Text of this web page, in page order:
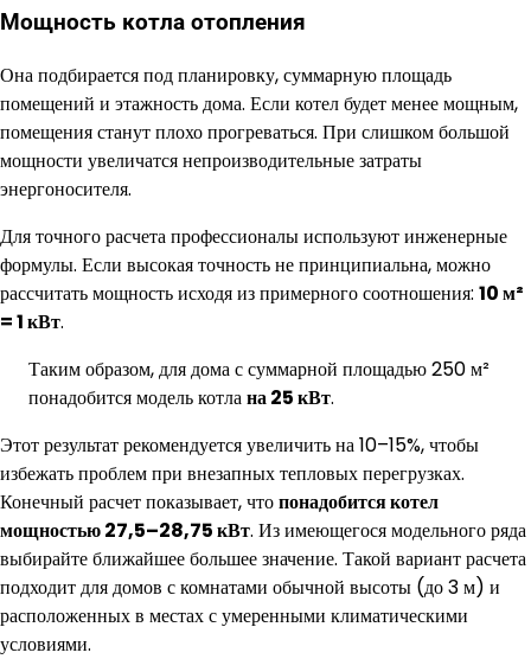
Мощность котла отопления
Она подбирается под планировку, суммарную площадь
помещений и этажность дома. Если котел будет менее мощным,
помещения станут плохо прогреваться. При слишком большой
мощности увеличатся непроизводительные затраты
энергоносителя.
Для точного расчета профессионалы используют инженерные
формулы. Если высокая точность не принципиальна, можно
рассчитать мощность исходя из примерного соотношения: 10 м²
= 1 кВт.
Таким образом, для дома с суммарной площадью 250 м²
понадобится модель котлана 25 кВт.
Этот результат рекомендуется увеличить на 10–15%, чтобы
избежать проблем при внезапных тепловых перегрузках.
Конечный расчет показывает, чтопонадобится котел
мощностью 27,5–28,75 кВт. Из имеющегося модельного ряда
выбирайте ближайшее большее значение. Такой вариант расчета
подходит для домов с комнатами обычной высоты (до 3 м) и
расположенных в местах с умеренными климатическими
условиями.